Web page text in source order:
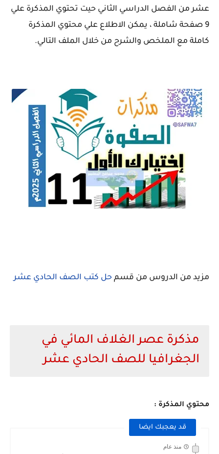
عشر من الفصل الدراسي الثاني حيت تحتوي المذكرة علي
9 صفحة شاملة ، يمكن الاطلاع علي محتوي المذكرة
كاملة مع الملخص والشرح من خلال الملف التالي.
مزيد من الدروس من قسم حل كتب الصف الحادي عشر
مذكرة عصر الغلاف المائي في
الجغرافيا للصف الحادي عشر
محتوي المذكرة :
قد يعجبك ايضا
منذ عام